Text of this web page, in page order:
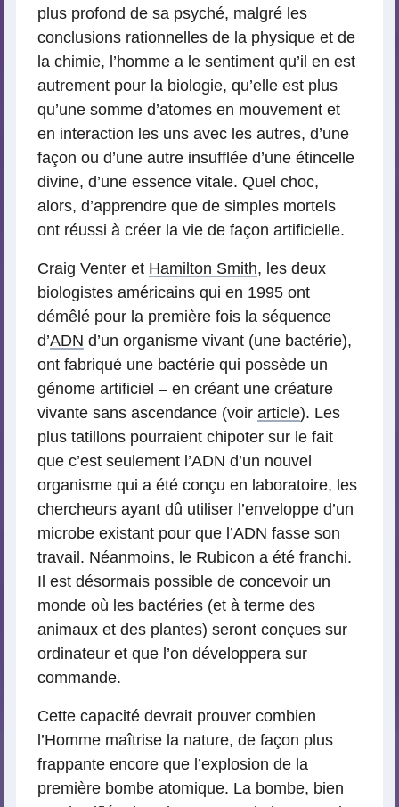
plus profond de sa psyché, malgré les
conclusions rationnelles de la physique et de
la chimie, l’homme a le sentiment qu’il en est
autrement pour la biologie, qu’elle est plus
qu’une somme d’atomes en mouvement et
en interaction les uns avec les autres, d’une
façon ou d’une autre insufflée d’une étincelle
divine, d’une essence vitale. Quel choc,
alors, d’apprendre que de simples mortels
ont réussi à créer la vie de façon artificielle.
Craig Venter et Hamilton Smith, les deux
biologistes américains qui en 1995 ont
démêlé pour la première fois la séquence
d’ADN d’un organisme vivant (une bactérie),
ont fabriqué une bactérie qui possède un
génome artificiel – en créant une créature
vivante sans ascendance (voir article). Les
plus tatillons pourraient chipoter sur le fait
que c’est seulement l’ADN d’un nouvel
organisme qui a été conçu en laboratoire, les
chercheurs ayant dû utiliser l’enveloppe d’un
microbe existant pour que l’ADN fasse son
travail. Néanmoins, le Rubicon a été franchi.
Il est désormais possible de concevoir un
monde où les bactéries (et à terme des
animaux et des plantes) seront conçues sur
ordinateur et que l’on développera sur
commande.
Cette capacité devrait prouver combien
l’Homme maîtrise la nature, de façon plus
frappante encore que l’explosion de la
première bombe atomique. La bombe, bien